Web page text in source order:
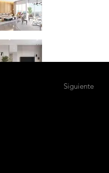
Siguiente